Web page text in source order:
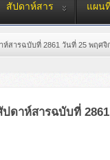
สัปดาห์สาร แผน
ห์สารฉบับที่ 2861 วันที่ 25 พฤศจิ
ปดาห์สารฉบับที่